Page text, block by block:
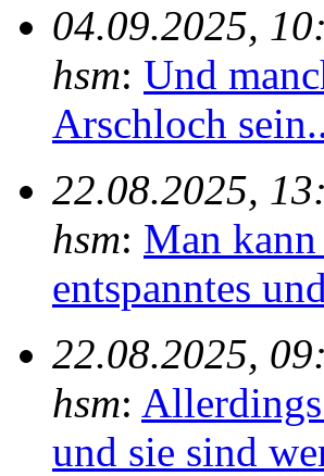
04.09.2025,
hsm: Und
Arschloch
22.08.2025,
hsm: Man
entspanntes
22.08.2025,
hsm:
und sie sind